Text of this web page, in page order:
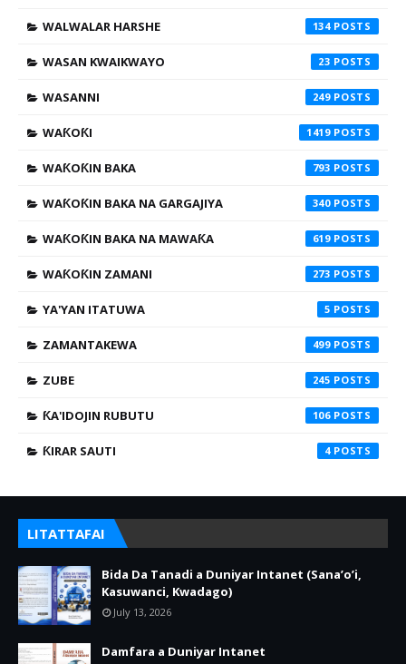
WALWALAR HARSHE 134
WASAN KWAIKWAYO 23
WASANNI 249
WAƘOƘI 1419
WAƘOƘIN BAKA 793
WAƘOƘIN BAKA NA GARGAJIYA 340
WAƘOƘIN BAKA NA MAWAƘA 619
WAƘOƘIN ZAMANI 273
YA'YAN ITATUWA 5
ZAMANTAKEWA 499
ZUBE 245
ƘA'IDOJIN RUBUTU 106
ƘIRAR SAUTI 4
LITATTAFAI
Bida Da Tanadi a Duniyar Intanet (Sana’o’i,
Kasuwanci, Kwadago)
July 13, 2026
Damfara a Duniyar Intanet